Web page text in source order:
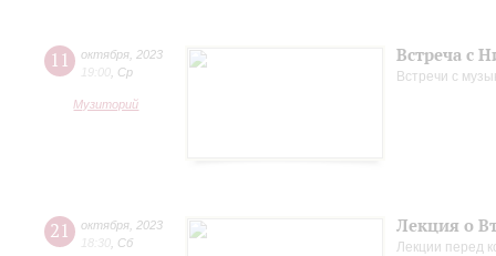
11 октября 2023
19:00 Ср
Музиторий
Встреча с
Встречи с
21 октября 2023
18:30 Сб
Лекция о
Лекции перед